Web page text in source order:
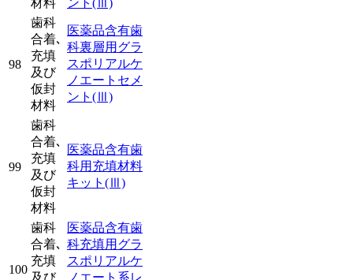
材料
ント (Ⅲ)
98
歯科
合着､
充填
及び
仮封
材料
医薬品含有歯
科裏層用グラ
スポリアルケ
ノエートセメ
ント (Ⅲ)
99
歯科
合着､
充填
及び
仮封
材料
医薬品含有歯
科用充填材料
キット (Ⅲ)
100
歯科
合着､
充填
医薬品含有歯
科充填用グラ
スポリアルケ